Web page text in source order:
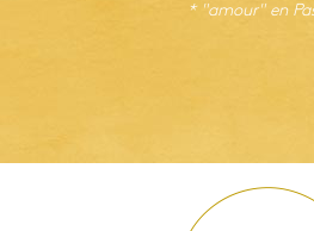
* "amour" en